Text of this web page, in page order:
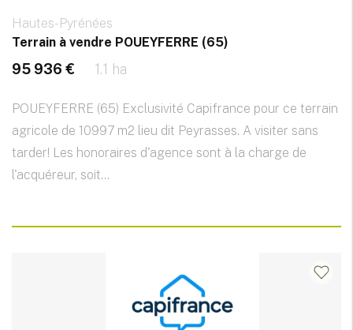
Hautes-Pyrénées
Terrain à vendre POUEYFERRE (65)
95 936 € 1.1 ha
POUEYFERRE (65) Exclusivité Capifrance pour ce terrain
agricole de 10997 m2 lieu dit Peyrasses. A visiter sans
tarder! Les honoraires d'agence sont à la charge de
l'acquéreur, soit...